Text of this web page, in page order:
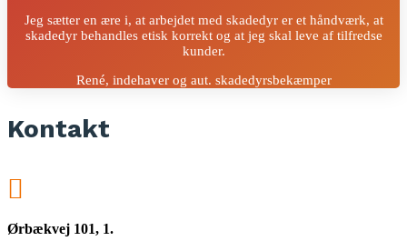
Jeg sætter en ære i, at arbejdet med skadedyr er et håndværk, at
skadedyr behandles etisk korrekt og at jeg skal leve af tilfredse
kunder.
René, indehaver og aut. skadedyrsbekæmper
Kontakt

Ørbækvej 101, 1.